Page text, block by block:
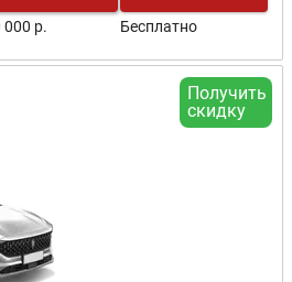
000 р. Бесплатно
Получить
скидку